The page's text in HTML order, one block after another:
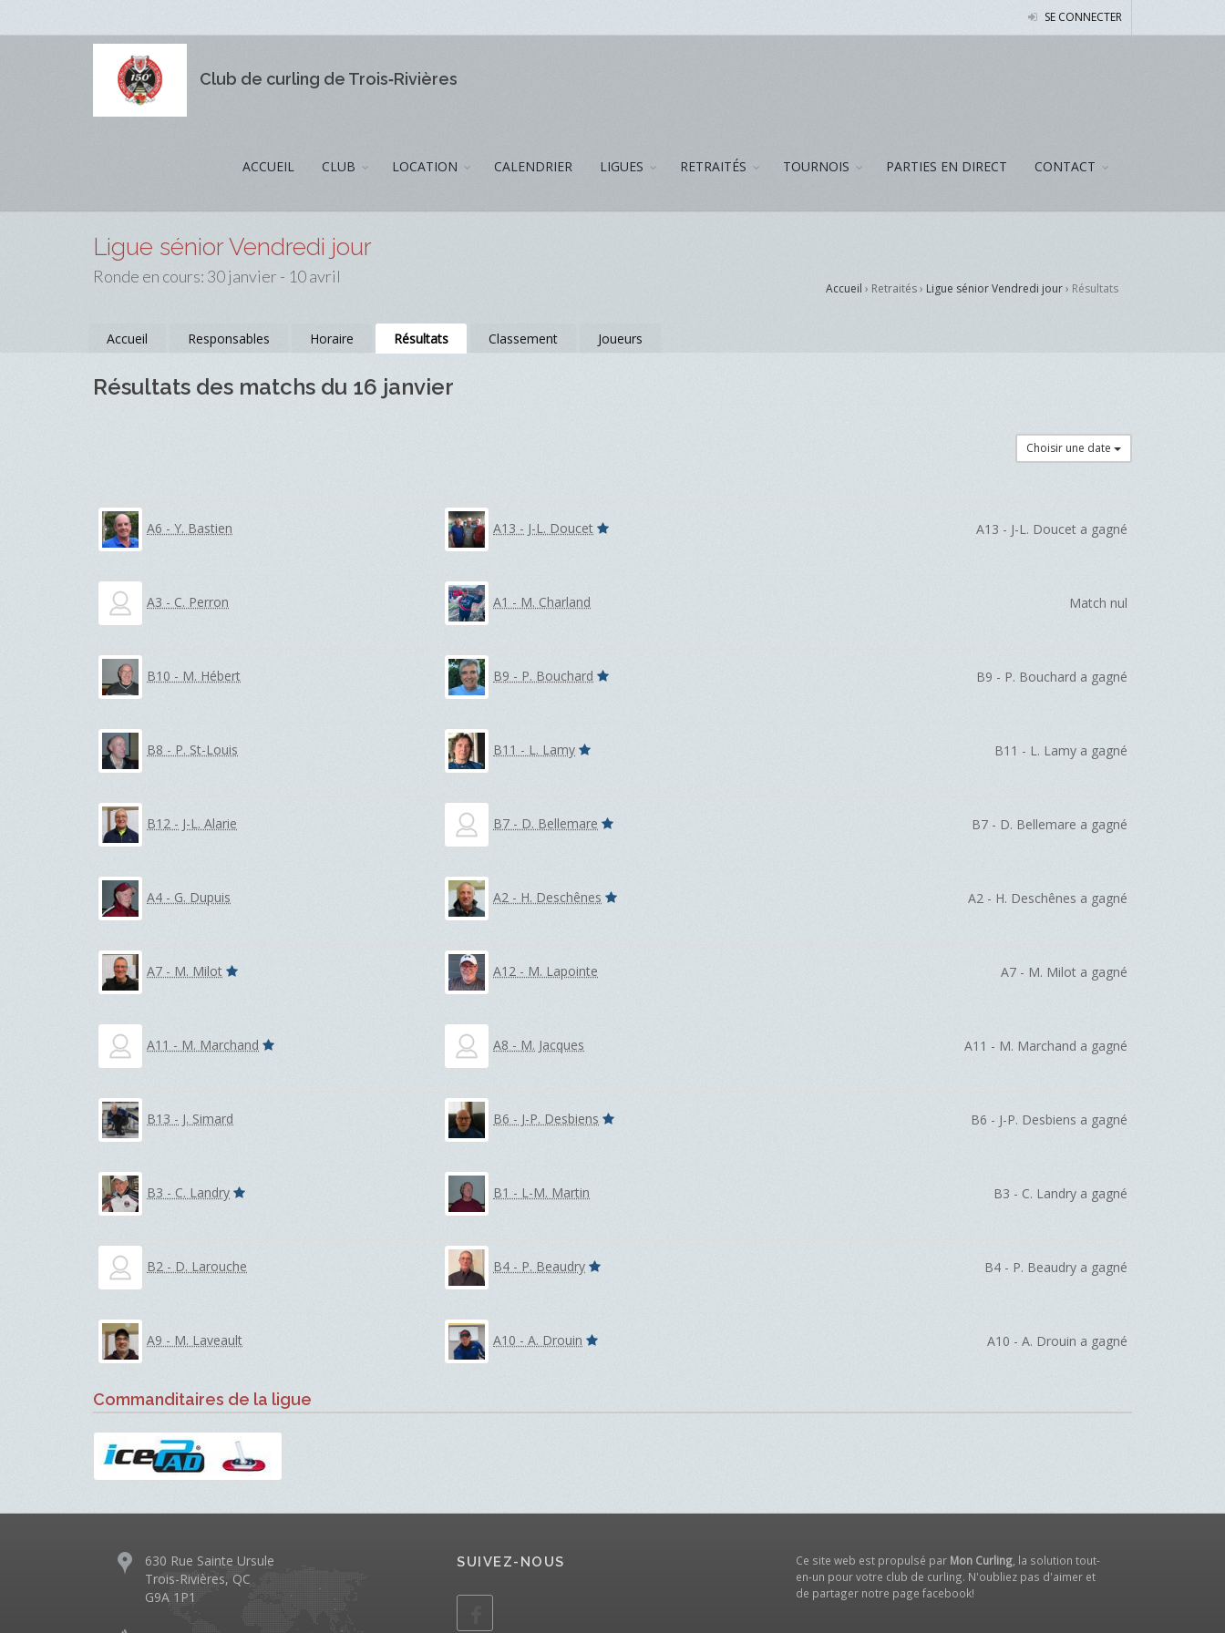
SE CONNECTER
Club de curling de Trois‑Rivières
ACCUEIL CLUB LOCATION CALENDRIER LIGUES RETRAITÉS TOURNOIS PARTIES EN DIRECT CONTACT
Ligue sénior Vendredi jour
Ronde en cours: 30 janvier - 10 avril
Accueil › Retraités › Ligue sénior Vendredi jour› Résultats
Accueil Responsables Horaire Résultats Classement Joueurs
Résultats des matchs du 16 janvier
Choisir une date
A6 - Y. Bastien A13 - J-L. Doucet A13 - J-L. Doucet a gagné
A3 - C. Perron A1 - M. Charland Match nul
B10 - M. Hébert B9 - P. Bouchard B9 - P. Bouchard a gagné
B8 - P. St-Louis B11 - L. Lamy B11 - L. Lamy a gagné
B12 - J-L. Alarie B7 - D. Bellemare B7 - D. Bellemare a gagné
A4 - G. Dupuis A2 - H. Deschênes A2 - H. Deschênes a gagné
A7 - M. Milot A12 - M. Lapointe A7 - M. Milot a gagné
A11 - M. Marchand A8 - M. Jacques A11 - M. Marchand a gagné
B13 - J. Simard B6 - J-P. Desbiens B6 - J-P. Desbiens a gagné
B3 - C. Landry B1 - L-M. Martin B3 - C. Landry a gagné
B2 - D. Larouche B4 - P. Beaudry B4 - P. Beaudry a gagné
A9 - M. Laveault A10 - A. Drouin A10 - A. Drouin a gagné
Commanditaires de la ligue
630 Rue Sainte Ursule
Trois-Rivières, QC
G9A 1P1
SUIVEZ-NOUS Ce site web est propulsé par Mon Curling , la solution tout-
en-un pour votre club de curling. N'oubliez pas d'aimer et
de partager notre page facebook!